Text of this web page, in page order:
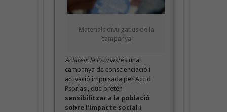
Materials divulgatius de la
campanya
Aclareix la Psoriasiés una
campanya de conscienciació i
activació impulsada per Acció
Psoriasi, que pretén
sensibilitzar a la població
sobre l’impacte social i